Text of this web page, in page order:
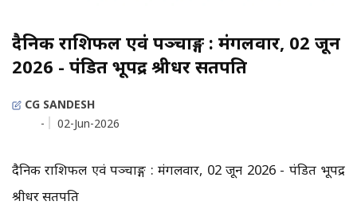
दैनिक राशिफल एवं पञ्चाङ्ग : मंगलवार, 02 जून
2026 - पंडित भूपेंद्र श्रीधर सतपति
CG SANDESH
-
02-Jun-2026
दैनिक राशिफल एवं पञ्चाङ्ग : मंगलवार, 02 जून 2026 - पंडित भूपेंद्र
श्रीधर सतपति